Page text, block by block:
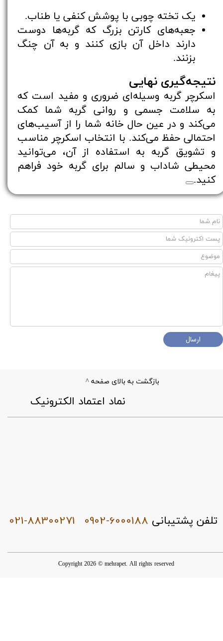
یک تخته چوبی با پوشش کنفی یا طناب.
جعبه‌های کارتن بزرگ که گربه‌ها دوست
دارند داخل آن بازی کنند و به آن چنگ
بزنند.
نتیجه‌گیری نهایی
اسکرچر گربه وسیله‌ای ضروری و مفید است که
به سلامت جسمی و روانی گربه شما کمک
می‌کند و در عین حال خانه شما را از آسیب‌های
احتمالی حفظ می‌کند. با انتخاب اسکرچر مناسب
و تشویق گربه به استفاده از آن، می‌توانید
محیطی شاداب و سالم برای گربه خود فراهم
کنید.
ارسال
0902-6000188
بازگشت به بالای صفحه ^
021-88300271
Copyright 2026 © mehrapet. All rights reserved
​نماد اعتماد الکترونیک